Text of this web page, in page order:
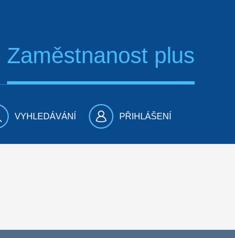
Zaměstnanost plus
VYHLEDÁVÁNÍ PŘIHLÁŠENÍ